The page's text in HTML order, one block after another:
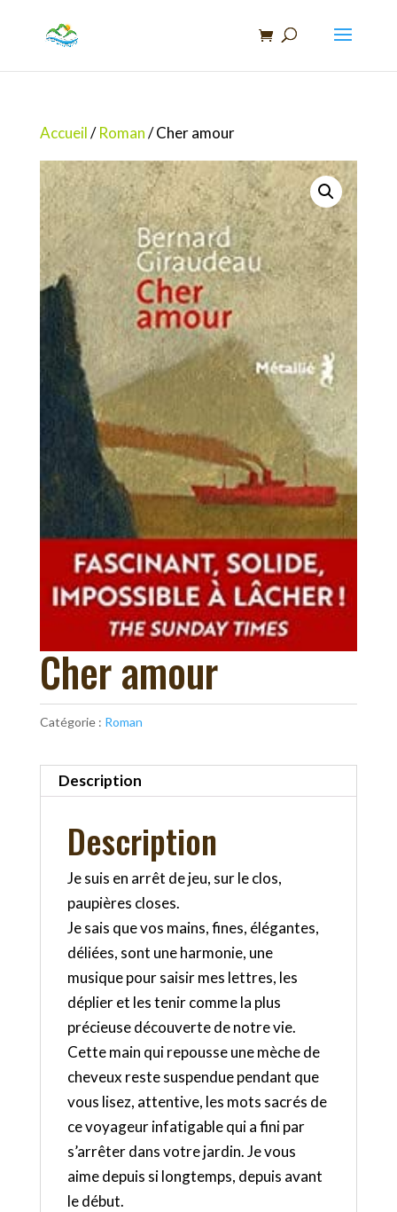
Accueil/Roman/ Cher amour
Cher amour
Catégorie : Roman
Description
Description
Je suis en arrêt de jeu, sur le clos,
paupières closes.
Je sais que vos mains, fines, élégantes,
déliées, sont une harmonie, une
musique pour saisir mes lettres, les
déplier et les tenir comme la plus
précieuse découverte de notre vie.
Cette main qui repousse une mèche de
cheveux reste suspendue pendant que
vous lisez, attentive, les mots sacrés de
ce voyageur infatigable qui a fini par
s’arrêter dans votre jardin. Je vous
aime depuis si longtemps, depuis avant
le début.